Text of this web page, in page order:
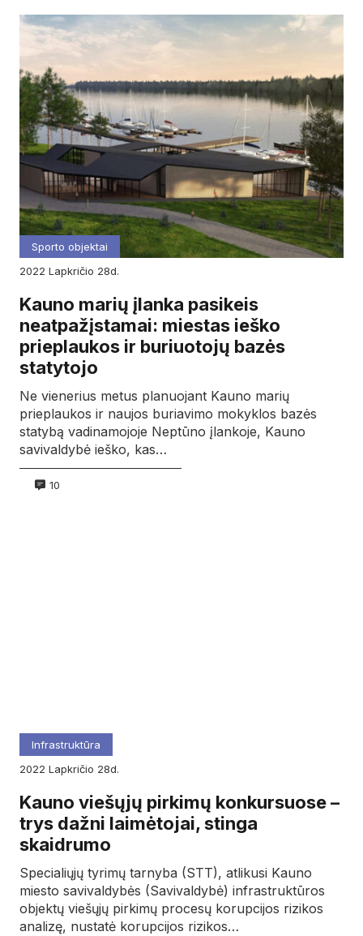
Sporto objektai
2022
lapkričio 28d.
Kauno marių įlanka pasikeis
neatpažįstamai: miestas ieško
prieplaukos ir buriuotojų bazės
statytojo
Ne vienerius metus planuojant Kauno marių
prieplaukos ir naujos buriavimo mokyklos bazės
statybą vadinamojoje Neptūno įlankoje, Kauno
savivaldybė ieško, kas…
10
Infrastruktūra
2022
lapkričio 28d.
Kauno viešųjų pirkimų konkursuose –
trys dažni laimėtojai, stinga
skaidrumo
Specialiųjų tyrimų tarnyba (STT), atlikusi Kauno
miesto savivaldybės (Savivaldybė) infrastruktūros
objektų viešųjų pirkimų procesų korupcijos rizikos
analizę, nustatė korupcijos rizikos…